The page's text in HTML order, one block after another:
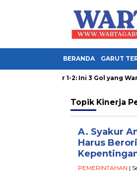
BERANDA GARUT
vs Inter 1-2: Ini 3 Gol yang
Topik Kinerja
A. Syakur
Harus
PEMERINTAHAN |